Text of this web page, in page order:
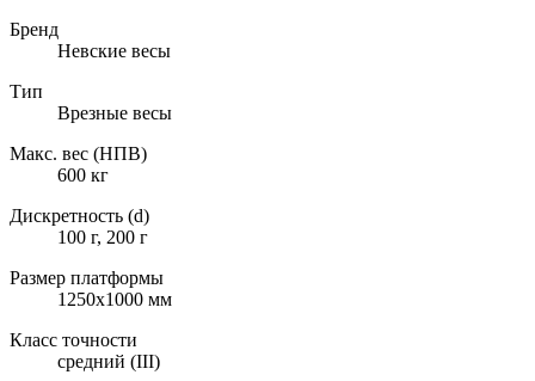
Бренд
Невские весы
Тип
Врезные весы
Макс. вес (НПВ)
600 кг
Дискретность (d)
100 г, 200 г
Размер платформы
1250х1000 мм
Класс точности
средний (III)